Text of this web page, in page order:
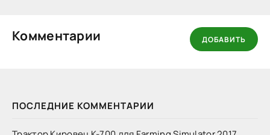
ПОСЛЕДНИЕ КОММЕНТАРИИ
Комментарии ДОБАВИТЬ